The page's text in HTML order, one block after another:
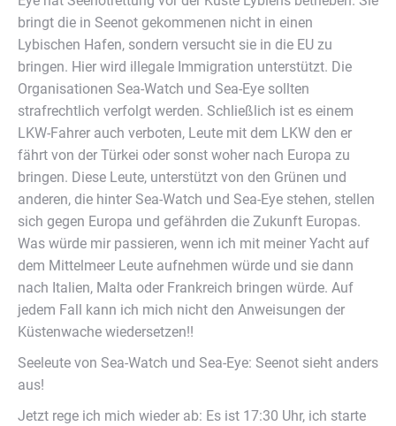
bringt die in Seenot gekommenen nicht in einen
Lybischen Hafen, sondern versucht sie in die EU zu
bringen. Hier wird illegale Immigration unterstützt. Die
Organisationen Sea-Watch und Sea-Eye sollten
strafrechtlich verfolgt werden. Schließlich ist es einem
LKW-Fahrer auch verboten, Leute mit dem LKW den er
fährt von der Türkei oder sonst woher nach Europa zu
bringen. Diese Leute, unterstützt von den Grünen und
anderen, die hinter Sea-Watch und Sea-Eye stehen, stellen
sich gegen Europa und gefährden die Zukunft Europas.
Was würde mir passieren, wenn ich mit meiner Yacht auf
dem Mittelmeer Leute aufnehmen würde und sie dann
nach Italien, Malta oder Frankreich bringen würde. Auf
jedem Fall kann ich mich nicht den Anweisungen der
Küstenwache wiedersetzen!!
Seeleute von Sea-Watch und Sea-Eye: Seenot sieht anders
aus!
Jetzt rege ich mich wieder ab: Es ist 17:30 Uhr, ich starte